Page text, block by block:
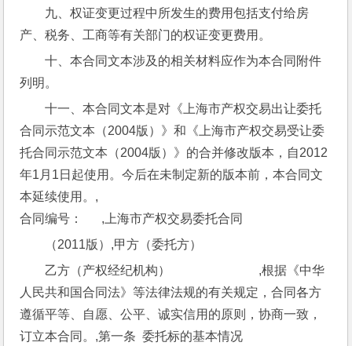
九、权证变更过程中所发生的费用包括支付给房
产、税务、工商等有关部门的权证变更费用。
十、本合同文本涉及的相关材料应作为本合同附件
列明。
十一、本合同文本是对《上海市产权交易出让委托
合同示范文本（2004版）》和《上海市产权交易受让委
托合同示范文本（2004版）》的合并修改版本，自2012
年1月1日起使用。今后在未制定新的版本前，本合同文
本延续使用。,
合同编号：      ,上海市产权交易委托合同
（2011版）,甲方（委托方）
乙方（产权经纪机构）                            ,根据《中华
人民共和国合同法》等法律法规的有关规定，合同各方
遵循平等、自愿、公平、诚实信用的原则，协商一致，
订立本合同。,第一条  委托标的基本情况